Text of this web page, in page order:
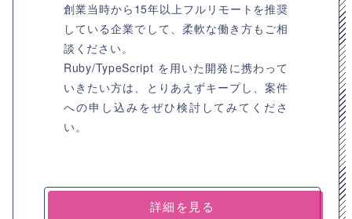
創業当時から15年以上フルリモートを推奨
している企業でして、柔軟な働き方もご相
談ください。
Ruby/TypeScript を用いた開発に携わって
いきたい方は、とりあえずキープし、案件
への申し込みをぜひ検討してみてくださ
い。
詳細を見る